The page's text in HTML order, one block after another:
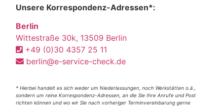
Unsere Korrespondenz-Adressen*:
Berlin
Wittestraße 30k, 13509 Berlin
+49 (0)30 4357 25 11
berlin@e-service-check.de
* Hierbei handelt es sich weder um Niederlassungen, noch Werkstätten o.ä.,
sondern um reine Korrespondenz-Adressen, an die Sie Ihre Anrufe und Post
richten können und wo wir Sie nach vorheriger Terminvereinbarung gerne